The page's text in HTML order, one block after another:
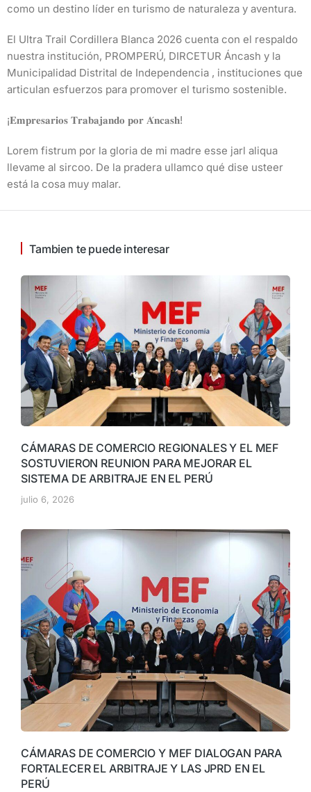
como un destino líder en turismo de naturaleza y aventura.
El Ultra Trail Cordillera Blanca 2026 cuenta con el respaldo
nuestra institución, PROMPERÚ, DIRCETUR Áncash y la
Municipalidad Distrital de Independencia , instituciones que
articulan esfuerzos para promover el turismo sostenible.
¡𝐄𝐦𝐩𝐫𝐞𝐬𝐚𝐫𝐢𝐨𝐬 𝐓𝐫𝐚𝐛𝐚𝐣𝐚𝐧𝐝𝐨 𝐩𝐨𝐫 𝐀́𝐧𝐜𝐚𝐬𝐡!
Lorem fistrum por la gloria de mi madre esse jarl aliqua
llevame al sircoo. De la pradera ullamco qué dise usteer
está la cosa muy malar.
Tambien te puede interesar
CÁMARAS DE COMERCIO REGIONALES Y EL MEF
SOSTUVIERON REUNION PARA MEJORAR EL
SISTEMA DE ARBITRAJE EN EL PERÚ
julio 6, 2026
CÁMARAS DE COMERCIO Y MEF DIALOGAN PARA
FORTALECER EL ARBITRAJE Y LAS JPRD EN EL
PERÚ